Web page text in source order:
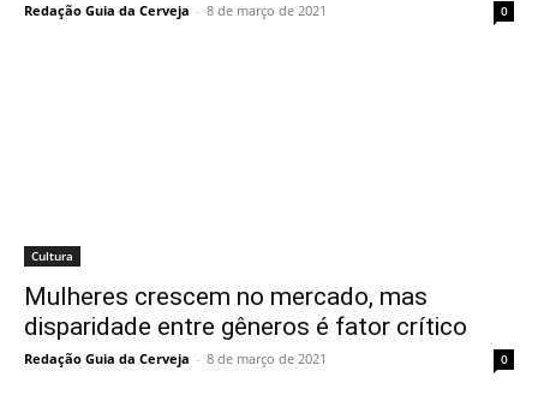
Redação Guia da Cerveja - 8 de março de 2021 0
Cultura
Mulheres crescem no mercado, mas
disparidade entre gêneros é fator crítico
Redação Guia da Cerveja - 8 de março de 2021 0